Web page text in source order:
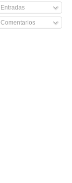
Entradas
Comentarios